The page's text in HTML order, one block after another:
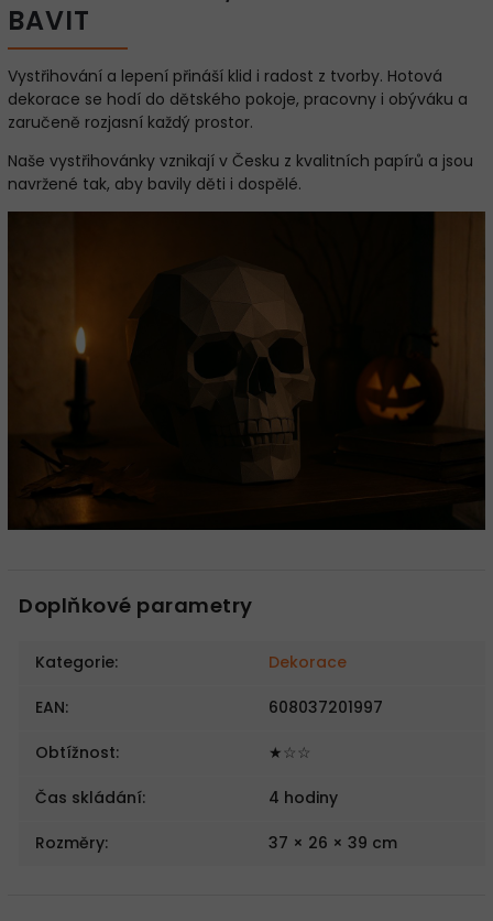
BAVIT
Vystřihování a lepení přináší klid i radost z tvorby. Hotová
dekorace se hodí do dětského pokoje, pracovny i obýváku a
zaručeně rozjasní každý prostor.
Naše vystřihovánky vznikají v Česku z kvalitních papírů a jsou
navržené tak, aby bavily děti i dospělé.
Doplňkové parametry
Kategorie: Dekorace
EAN: 608037201997
Obtížnost: ★☆☆
Čas skládání: 4 hodiny
Rozměry: 37 × 26 × 39 cm